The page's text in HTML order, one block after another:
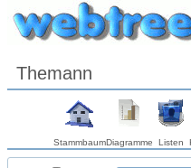
Themann
StammbaumDiagramme Listen